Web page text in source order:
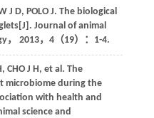
J D, POLO J. The biological
Journal of animal
， 2013， 4（19）：1-4.
, CHO J H, et al. The
microbiome during the
with health and
science and